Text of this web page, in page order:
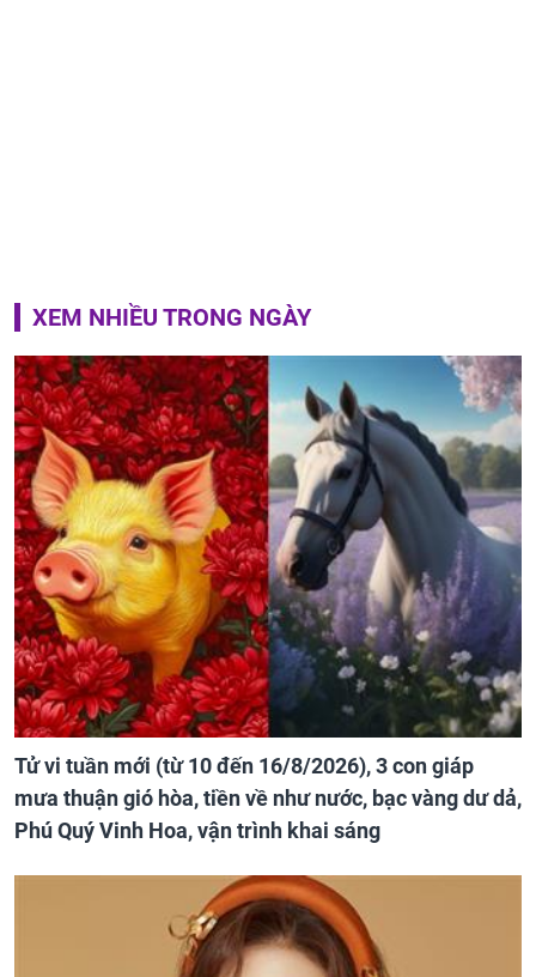
XEM NHIỀU TRONG NGÀY
Tử vi tuần mới (từ 10 đến 16/8/2026), 3 con giáp
mưa thuận gió hòa, tiền về như nước, bạc vàng dư dả,
Phú Quý Vinh Hoa, vận trình khai sáng